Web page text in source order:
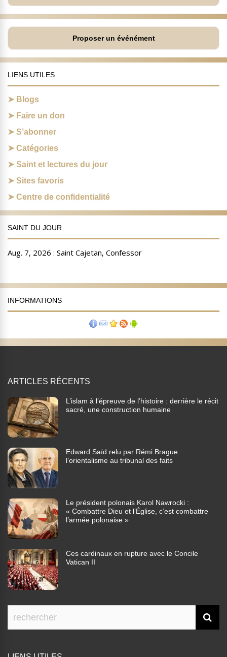
Proposer un événément
LIENS UTILES
Blogs
Faire un don
S’abonner
Catégories
Saint et lectures du jour
Sites favoris
Centre de confidentialité
SAINT DU JOUR
INFORMATIONS
ARTICLES RÉCENTS
L’islam à l’épreuve de l’histoire : derrière le récit
sacré, une construction humaine
Edward Saïd relu par Rémi Brague :
l’orientalisme au tribunal des faits
Le président polonais Karol Nawrocki :
« Combattre Dieu et l’Église, c’est combattre
l’armée polonaise »
Ces cardinaux en rupture avec le Concile
Vatican II